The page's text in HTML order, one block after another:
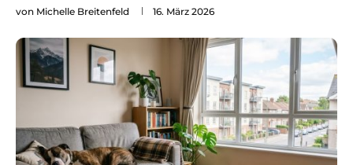
von Michelle Breitenfeld 16. März 2026